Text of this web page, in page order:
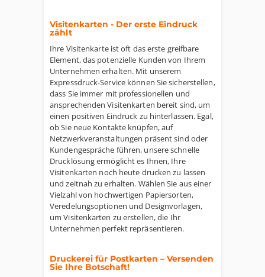
Visitenkarten - Der erste Eindruck
zählt
Ihre Visitenkarte ist oft das erste greifbare
Element, das potenzielle Kunden von Ihrem
Unternehmen erhalten. Mit unserem
Expressdruck-Service können Sie sicherstellen,
dass Sie immer mit professionellen und
ansprechenden Visitenkarten bereit sind, um
einen positiven Eindruck zu hinterlassen. Egal,
ob Sie neue Kontakte knüpfen, auf
Netzwerkveranstaltungen präsent sind oder
Kundengespräche führen, unsere schnelle
Drucklösung ermöglicht es Ihnen, Ihre
Visitenkarten noch heute drucken zu lassen
und zeitnah zu erhalten. Wählen Sie aus einer
Vielzahl von hochwertigen Papiersorten,
Veredelungsoptionen und Designvorlagen,
um Visitenkarten zu erstellen, die Ihr
Unternehmen perfekt repräsentieren.
Druckerei für Postkarten – Versenden
Sie Ihre Botschaft!